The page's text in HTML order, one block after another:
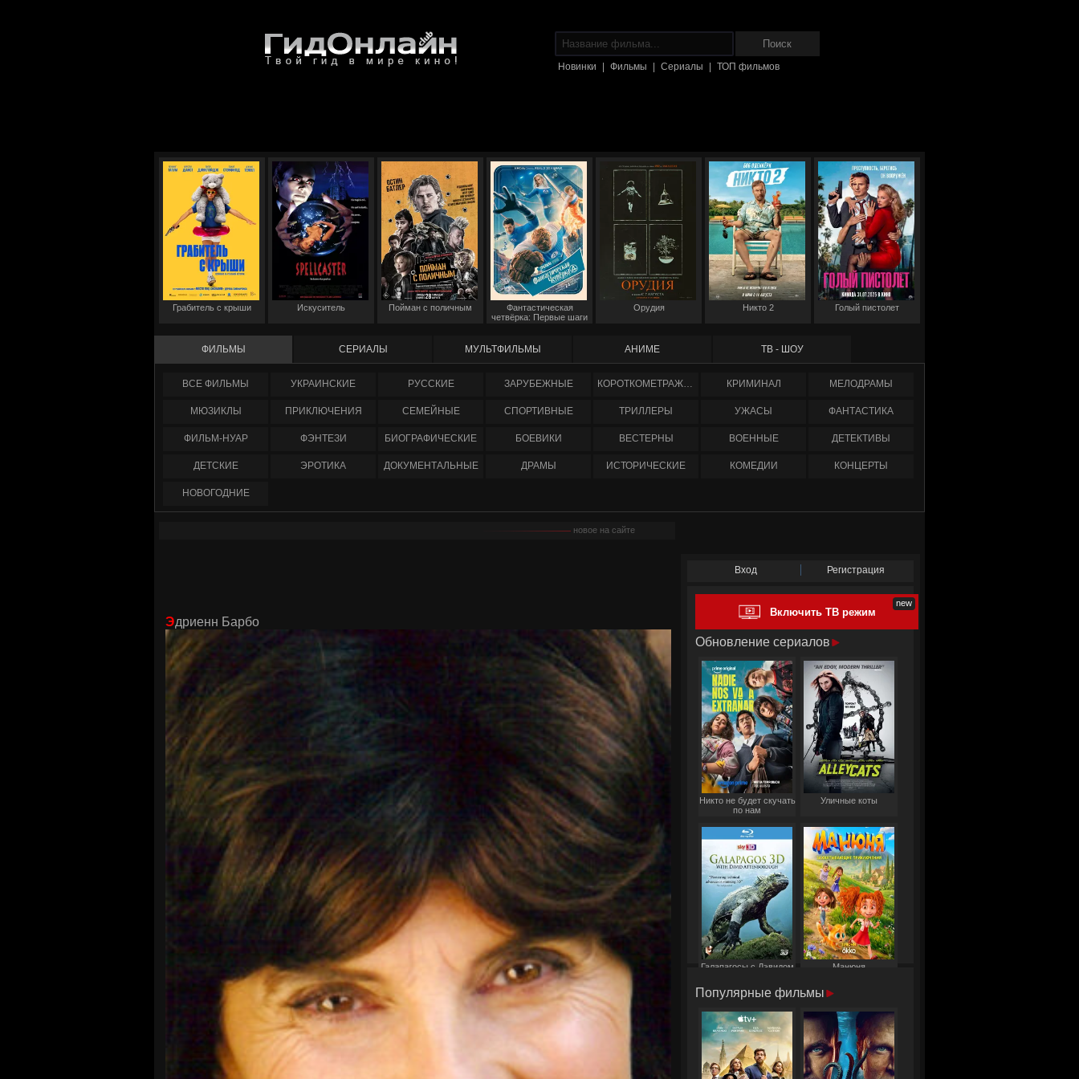
Новинки Фильмы Сериалы ТОП фильмов
Грабитель с крыши Искуситель Пойман с поличным
Фантастическая
четвёрка: Первые шаги
Орудия Никто 2 Голый пистолет
ФИЛЬМЫ СЕРИАЛЫ МУЛЬТФИЛЬМЫ АНИМЕ ТВ - ШОУ
ФИЛЬМЫ УКРАИНCКИЕ РУССКИЕ ЗАРУБЕЖНЫЕ КОРОТКОМЕТРАЖНЫЕ КРИМИНАЛ МЕЛОДРАМЫ
МЮЗИКЛЫ ПРИКЛЮЧЕНИЯ СЕМЕЙНЫЕ СПОРТИВНЫЕ ТРИЛЛЕРЫ УЖАСЫ ФАНТАСТИКА
ФИЛЬМ-НУАР ФЭНТЕЗИ БИОГРАФИЧЕСКИЕ БОЕВИКИ ВЕСТЕРНЫ ВОЕННЫЕ ДЕТЕКТИВЫ
ДЕТСКИЕ ЭРОТИКА ДОКУМЕНТАЛЬНЫЕ ДРАМЫ ИСТОРИЧЕСКИЕ КОМЕДИИ КОНЦЕРТЫ
НОВОГОДНИЕ
новое на сайте
Эдриенн Барбо
Вход Регистрация
Включить ТВ режим
Обновление сериалов
Никто не будет скучать
по нам
Уличные коты
Галапагосы с Дэвидом
Манюня
Популярные фильмы